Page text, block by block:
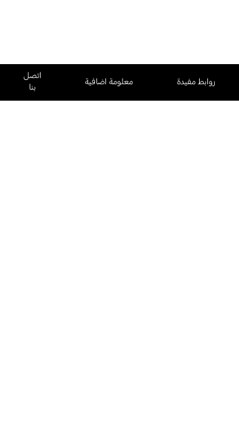
روابط مفيدة معلومة اضافية
اتصل
بنا